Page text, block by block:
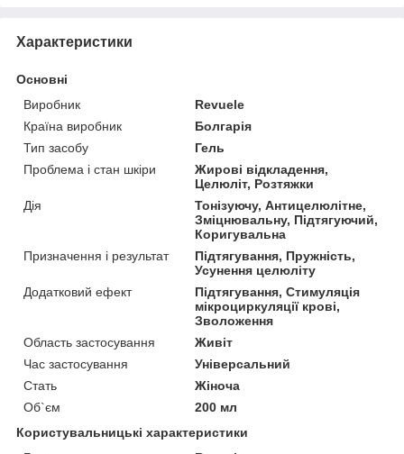
Характеристики
Основні
Виробник
Revuele
Країна виробник
Болгарія
Тип засобу
Гель
Проблема і стан шкіри
Жирові відкладення,
Целюліт, Розтяжки
Дія
Тонізуючу, Антицелюлітне,
Зміцнювальну, Підтягуючий,
Коригувальна
Призначення і результат
Підтягування, Пружність,
Усунення целюліту
Додатковий ефект
Підтягування, Стимуляція
мікроциркуляції крові,
Зволоження
Область застосування
Живіт
Час застосування
Універсальний
Стать
Жіноча
Об`єм
200 мл
Користувальницькі характеристики